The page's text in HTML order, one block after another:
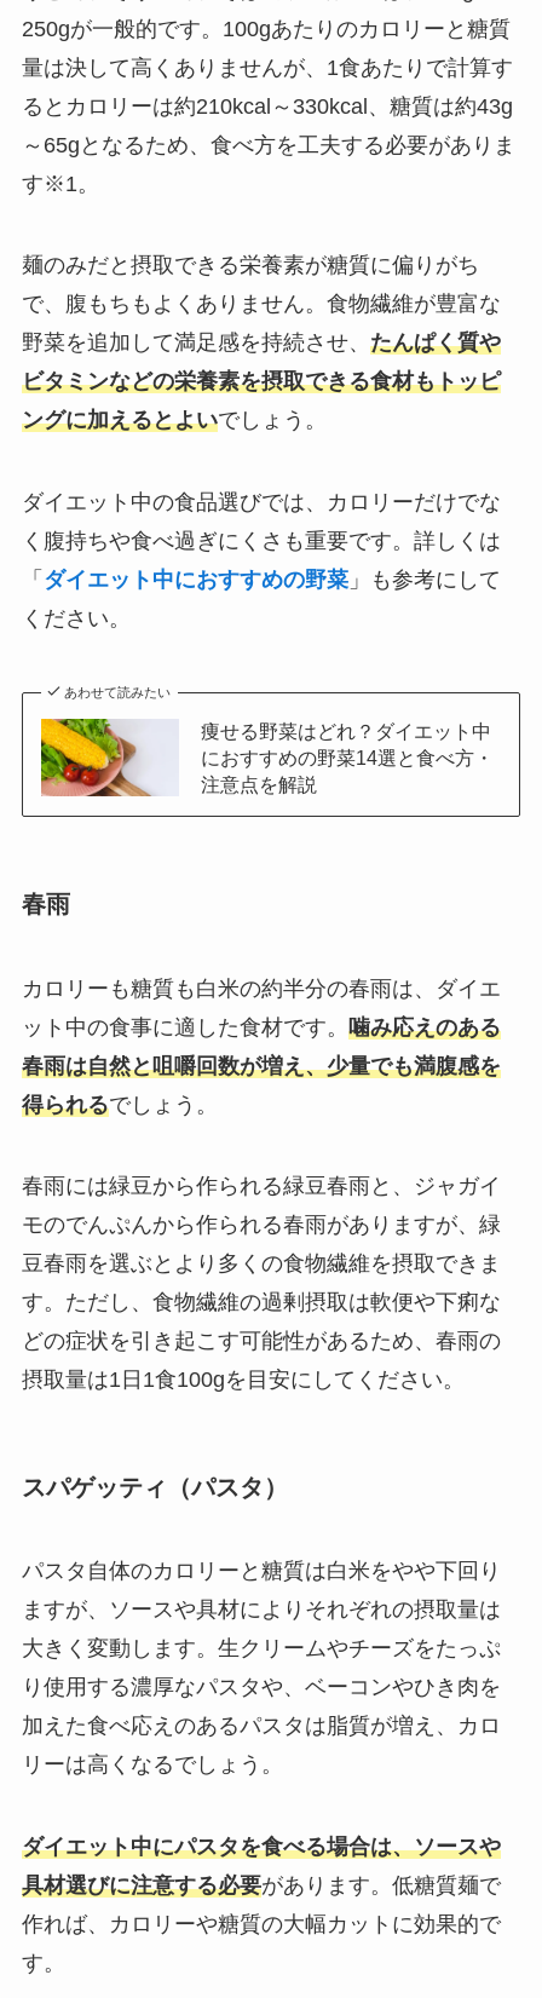
250gが一般的です。100gあたりのカロリーと糖質
量は決して高くありませんが、1食あたりで計算す
るとカロリーは約210kcal～330kcal、糖質は約43g
～65gとなるため、食べ方を工夫する必要がありま
す※1。
麺のみだと摂取できる栄養素が糖質に偏りがち
で、腹もちもよくありません。食物繊維が豊富な
野菜を追加して満足感を持続させ、 たんぱく質や
ビタミンなどの栄養素を摂取できる食材もトッピ
ングに加えるとよいでしょう。
ダイエット中の食品選びでは、カロリーだけでな
く腹持ちや食べ過ぎにくさも重要です。詳しくは
「 ダイエット中におすすめの野菜」も参考にして
ください。
あわせて読みたい
痩せる野菜はどれ？ダイエット中
におすすめの野菜14選と食べ方・
注意点を解説
春雨
カロリーも糖質も白米の約半分の春雨は、ダイエ
ット中の食事に適した食材です。 噛み応えのある
春雨は自然と咀嚼回数が増え、少量でも満腹感を
得られるでしょう。
春雨には緑豆から作られる緑豆春雨と、ジャガイ
モのでんぷんから作られる春雨がありますが、緑
豆春雨を選ぶとより多くの食物繊維を摂取できま
す。ただし、食物繊維の過剰摂取は軟便や下痢な
どの症状を引き起こす可能性があるため、春雨の
摂取量は1日1食100gを目安にしてください。
スパゲッティ（パスタ）
パスタ自体のカロリーと糖質は白米をやや下回り
ますが、ソースや具材によりそれぞれの摂取量は
大きく変動します。生クリームやチーズをたっぷ
り使用する濃厚なパスタや、ベーコンやひき肉を
加えた食べ応えのあるパスタは脂質が増え、カロ
リーは高くなるでしょう。
ダイエット中にパスタを食べる場合は、ソースや
具材選びに注意する必要があります。低糖質麺で
作れば、カロリーや糖質の大幅カットに効果的で
す。